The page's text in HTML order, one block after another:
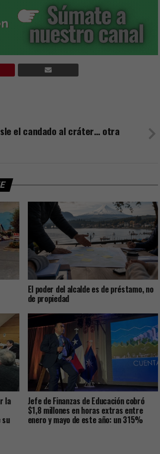
el candado al cráter… otra
El poder del alcalde es de préstamo, no
de propiedad
la
su
Jefe de Finanzas de Educación cobró
$1,8 millones en horas extras entre
enero y mayo de este año: un 315%